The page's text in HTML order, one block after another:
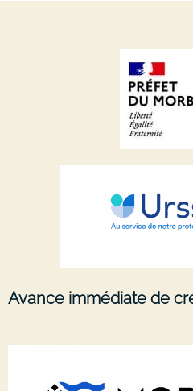
Avance immédiate de